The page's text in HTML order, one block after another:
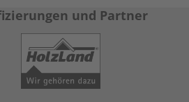
und Partner